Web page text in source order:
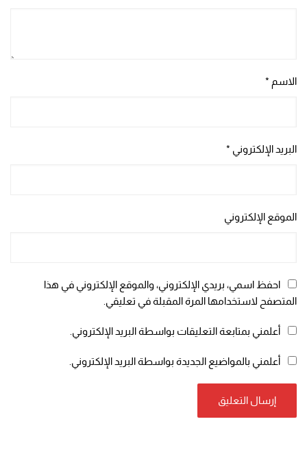
الاسم *
البريد الإلكتروني *
الموقع الإلكتروني
احفظ اسمي، بريدي الإلكتروني، والموقع الإلكتروني في هذا
المتصفح لاستخدامها المرة المقبلة في تعليقي.
أعلمني بمتابعة التعليقات بواسطة البريد الإلكتروني.
أعلمني بالمواضيع الجديدة بواسطة البريد الإلكتروني.